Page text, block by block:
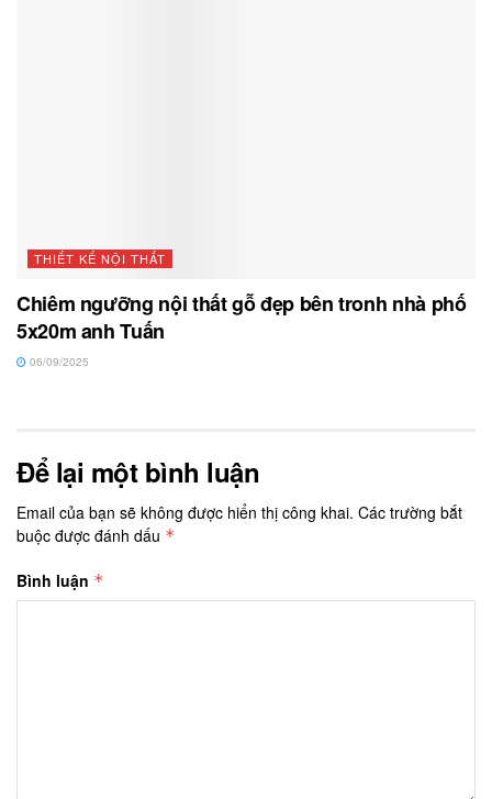
THIẾT KẾ NỘI THẤT
Chiêm ngưỡng nội thất gỗ đẹp bên tronh nhà phố
5x20m anh Tuấn
06/09/2025
Để lại một bình luận
Email của bạn sẽ không được hiển thị công khai. Các trường bắt
buộc được đánh dấu *
Bình luận *